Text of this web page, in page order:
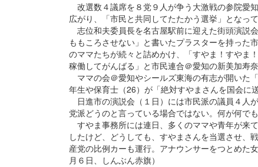
改選数４議席を８党９人が争う大激戦の参院愛
広がり、「市民と共同してたたかう選挙」となって
志位和夫委員長を名古屋駅前に迎えた街頭演説
ももころさせない」と書いたプラスターを持った
のママたちが続々と詰めかけ、「すやま！すやま
稼働してがんばる」と市民連合＠愛知の新美加寿奈
ママの会＠愛知やシールズ東海の有志が開いた
年生や保育士（26）が「絶対すやまさんを国会に
日進市の演説会（１日）には市民派の議員４人
党派どうのと言っている場合ではない。何が何で
すやま事務所には連日、多くのママや青年が来
したけど、どうしても、すやまさんを当選させ、
産党の比例カーも運行。アナウンサーをつとめた
月６日、しんぶん赤旗）